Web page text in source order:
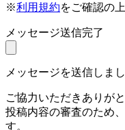
※利用規約をご確認の
メッセージ送信完了
メッセージを送信しまし
ご協力いただきありが
投稿内容の審査のため
す。